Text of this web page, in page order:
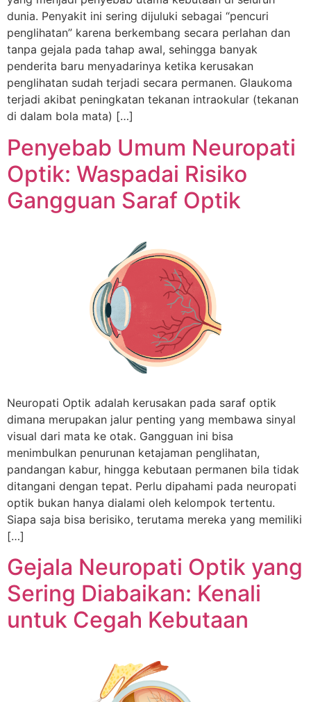
dunia. Penyakit ini sering dijuluki sebagai “pencuri
penglihatan” karena berkembang secara perlahan dan
tanpa gejala pada tahap awal, sehingga banyak
penderita baru menyadarinya ketika kerusakan
penglihatan sudah terjadi secara permanen. Glaukoma
terjadi akibat peningkatan tekanan intraokular (tekanan
di dalam bola mata) […]
Penyebab Umum Neuropati
Optik: Waspadai Risiko
Gangguan Saraf Optik
Neuropati Optik adalah kerusakan pada saraf optik
dimana merupakan jalur penting yang membawa sinyal
visual dari mata ke otak. Gangguan ini bisa
menimbulkan penurunan ketajaman penglihatan,
pandangan kabur, hingga kebutaan permanen bila tidak
ditangani dengan tepat. Perlu dipahami pada neuropati
optik bukan hanya dialami oleh kelompok tertentu.
Siapa saja bisa berisiko, terutama mereka yang memiliki
[…]
Gejala Neuropati Optik yang
Sering Diabaikan: Kenali
untuk Cegah Kebutaan